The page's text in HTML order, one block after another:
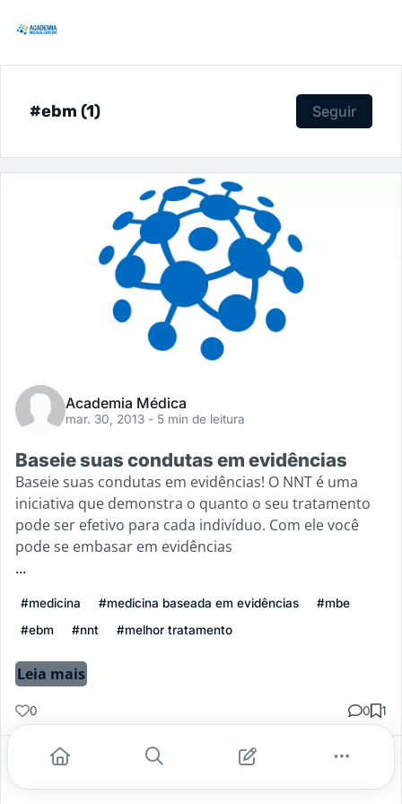
#ebm (1) Seguir
Academia Médica
mar. 30, 2013 - 5 min de leitura
Baseie suas condutas em evidências
Baseie suas condutas em evidências! O NNT é uma
iniciativa que demonstra o quanto o seu tratamento
pode ser efetivo para cada indivíduo. Com ele você
pode se embasar em evidências
...
#medicina #medicina baseada em evidências
#mbe
#ebm
#nnt #melhor tratamento
Leia mais
0 0 1